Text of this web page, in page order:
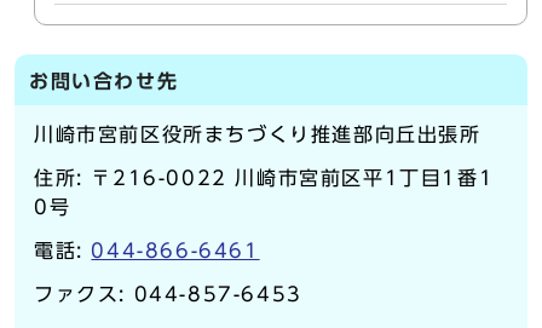
お問い合わせ先
川崎市宮前区役所まちづくり推進部向丘出張所
住所: 〒216-0022 川崎市宮前区平1丁目1番1
0号
電話: 044-866-6461
ファクス: 044-857-6453